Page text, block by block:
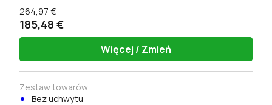
264,97 €
185,48 €
Więcej / Zmień
Zestaw towarów
Bez uchwytu